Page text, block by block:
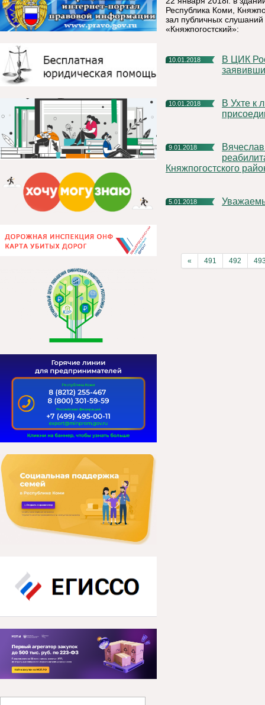
Республика Коми,
зал публичных
«Княжпогостский»:
10.01.2018
В ЦИК России завершился прием документов от граждан,
10.01.2018
В Ухте к лыжным новогодним каникулам РУСАЛа
9.01.2018
Вячеслав Ивочкин поздравил воспитанников Социально-
Княжпогостского
5.01.2018
« 491 492